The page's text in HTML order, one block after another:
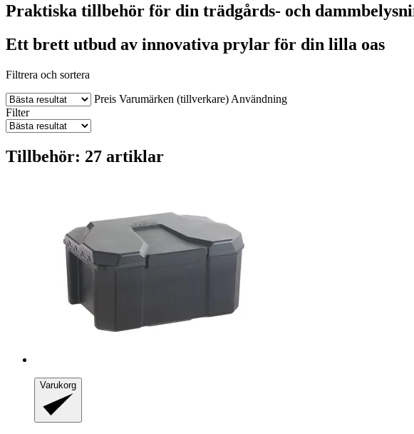
Praktiska tillbehör för din trädgårds- och
Ett brett utbud av innovativa prylar för din lilla oas
Filtrera och sortera
Preis Varumärken (tillverkare) Användning
Filter
Tillbehör: 27 artiklar
Varukorg